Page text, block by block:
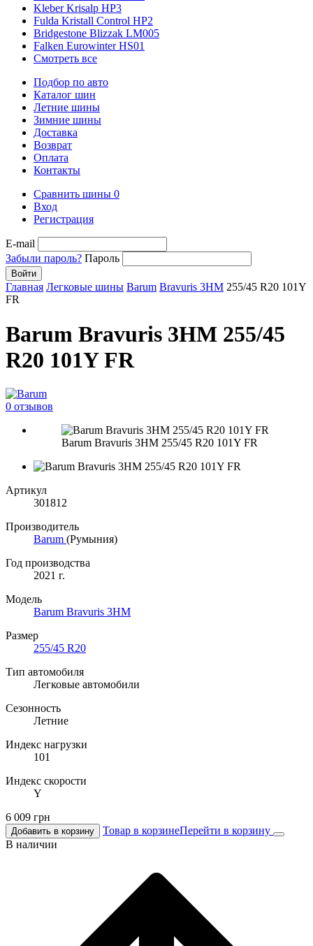
Kleber Krisalp HP3
Fulda Kristall Control HP2
Bridgestone Blizzak LM005
Falken Eurowinter HS01
Смотреть все
Подбор по авто
Каталог шин
Летние шины
Зимние шины
Доставка
Возврат
Оплата
Контакты
Сравнить шины 0
Вход
Регистрация
E-mail
Забыли пароль? Пароль
Войти
Главная Легковые шины Barum Bravuris 3HM 255/45 R20 101Y
FR
Barum Bravuris 3HM 255/45
R20 101Y FR
0 отзывов
Barum Bravuris 3HM 255/45 R20 101Y FR
Артикул
301812
Производитель
Barum (Румыния)
Год производства
2021 г.
Модель
Barum Bravuris 3HM
Размер
255/45 R20
Тип автомобиля
Легковые автомобили
Сезонность
Летние
Индекс нагрузки
101
Индекс скорости
Y
6 009 грн
Добавить в корзину Товар в корзинеПерейти в корзину
В наличии